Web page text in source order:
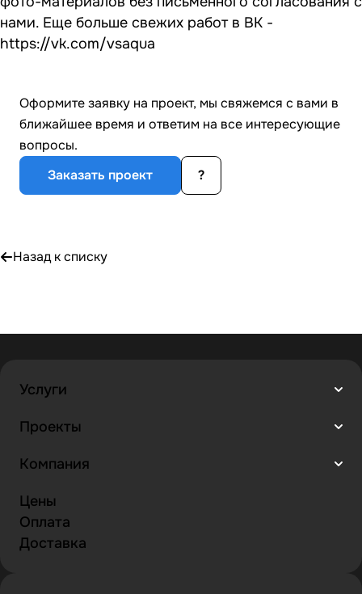
нами. Еще больше свежих работ в ВК -
https://vk.com/vsaqua
Оформите заявку на проект, мы свяжемся с вами в
ближайшее время и ответим на все интересующие
вопросы.
Заказать проект
?
Назад к списку
Услуги
Проекты
Компания
Цены
Оплата
Доставка